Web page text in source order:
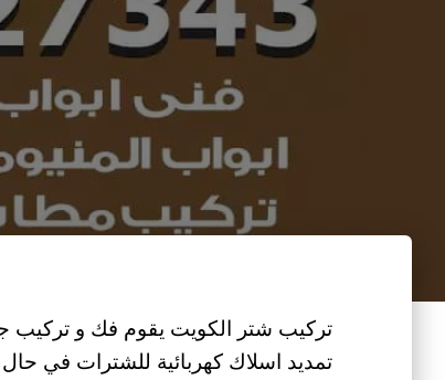
تركيب شتر الكويت يقوم فك و تركيب
تمديد اسلاك كهربائية للشترات في